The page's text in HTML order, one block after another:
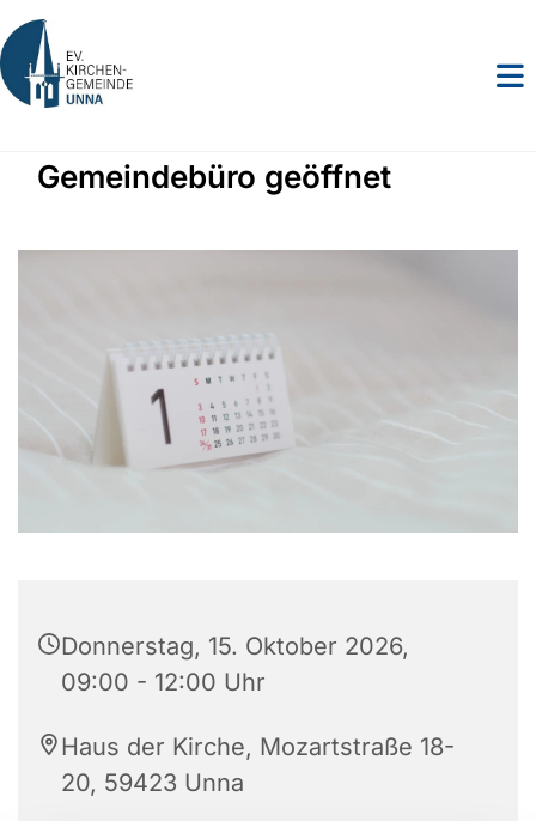
Gemeindebüro geöffnet
Donnerstag, 15. Oktober 2026,
09:00 - 12:00 Uhr
Haus der Kirche, Mozartstraße 18-
20, 59423 Unna